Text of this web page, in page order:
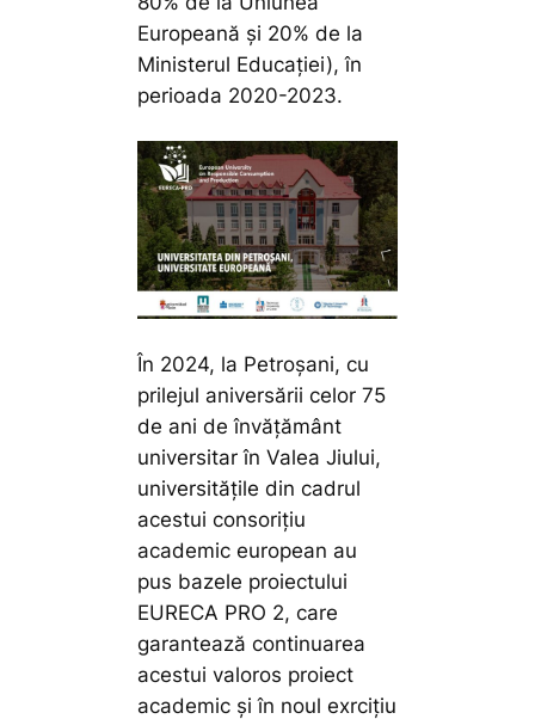
Europeană și 20% de la
Ministerul Educației), în
perioada 2020-2023.
În 2024, la Petroșani, cu
prilejul aniversării celor 75
de ani de învățământ
universitar în Valea Jiului,
universitățile din cadrul
acestui consorițiu
academic european au
pus bazele proiectului
EURECA PRO 2, care
garantează continuarea
acestui valoros proiect
academic și în noul exrcițiu